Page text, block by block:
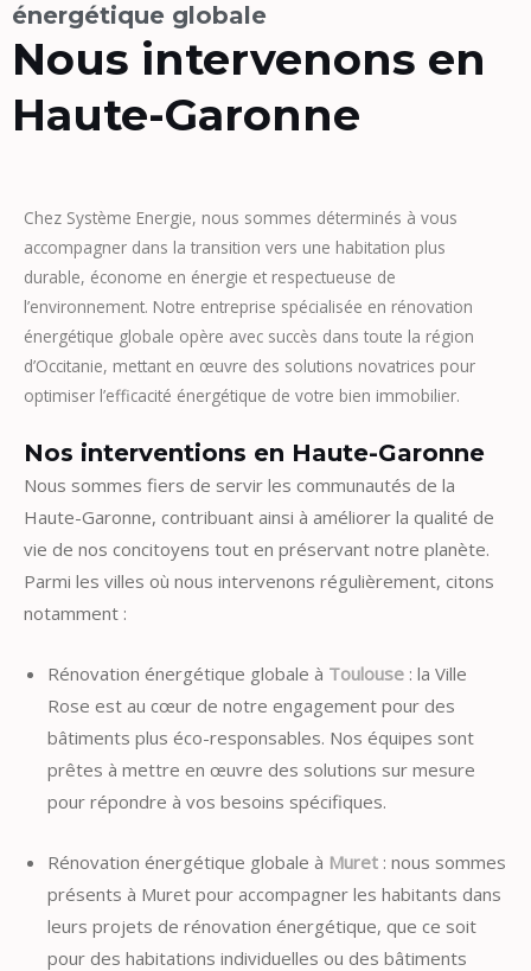
énergétique globale​​
Nous intervenons en
Haute-Garonne
Chez Système Energie, nous sommes déterminés à vous
accompagner dans la transition vers une habitation plus
durable, économe en énergie et respectueuse de
l’environnement. Notre entreprise spécialisée en rénovation
énergétique globale opère avec succès dans toute la région
d’Occitanie, mettant en œuvre des solutions novatrices pour
optimiser l’efficacité énergétique de votre bien immobilier.
Nos interventions en Haute-Garonne
Nous sommes fiers de servir les communautés de la
Haute-Garonne, contribuant ainsi à améliorer la qualité de
vie de nos concitoyens tout en préservant notre planète.
Parmi les villes où nous intervenons régulièrement, citons
notamment :
Rénovation énergétique globale à Toulouse : la Ville
Rose est au cœur de notre engagement pour des
bâtiments plus éco-responsables. Nos équipes sont
prêtes à mettre en œuvre des solutions sur mesure
pour répondre à vos besoins spécifiques.
Rénovation énergétique globale à Muret : nous sommes
présents à Muret pour accompagner les habitants dans
leurs projets de rénovation énergétique, que ce soit
pour des habitations individuelles ou des bâtiments